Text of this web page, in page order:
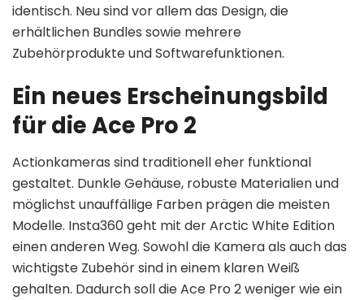
identisch. Neu sind vor allem das Design, die
erhältlichen Bundles sowie mehrere
Zubehörprodukte und Softwarefunktionen.
Ein neues Erscheinungsbild
für die Ace Pro 2
Actionkameras sind traditionell eher funktional
gestaltet. Dunkle Gehäuse, robuste Materialien und
möglichst unauffällige Farben prägen die meisten
Modelle. Insta360 geht mit der Arctic White Edition
einen anderen Weg. Sowohl die Kamera als auch das
wichtigste Zubehör sind in einem klaren Weiß
gehalten. Dadurch soll die Ace Pro 2 weniger wie ein